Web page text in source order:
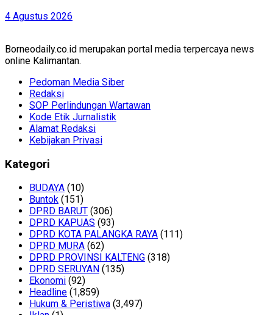
4 Agustus 2026
Borneodaily.co.id merupakan portal media terpercaya news
online Kalimantan.
Pedoman Media Siber
Redaksi
SOP Perlindungan Wartawan
Kode Etik Jurnalistik
Alamat Redaksi
Kebijakan Privasi
Kategori
BUDAYA (10)
Buntok (151)
DPRD BARUT (306)
DPRD KAPUAS (93)
DPRD KOTA PALANGKA RAYA (111)
DPRD MURA (62)
DPRD PROVINSI KALTENG (318)
DPRD SERUYAN (135)
Ekonomi (92)
Headline (1,859)
Hukum & Peristiwa (3,497)